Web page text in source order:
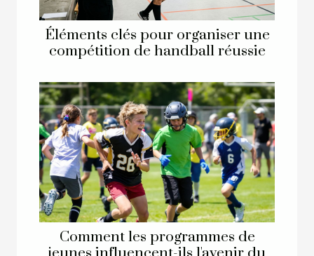
Éléments clés pour organiser une
compétition de handball réussie
Comment les programmes de